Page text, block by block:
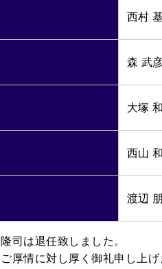
西村 基
森 武
大塚
西山
渡辺
司は退任致しました。
厚情に対し厚く御礼申し上げ